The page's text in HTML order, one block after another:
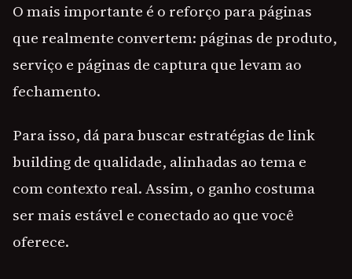
O mais importante é o reforço para páginas
que realmente convertem: páginas de produto,
serviço e páginas de captura que levam ao
fechamento.
Para isso, dá para buscar estratégias de link
building de qualidade, alinhadas ao tema e
com contexto real. Assim, o ganho costuma
ser mais estável e conectado ao que você
oferece.